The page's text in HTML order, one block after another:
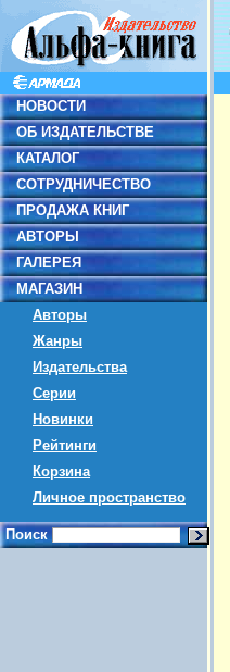
НОВОСТИ
ОБ ИЗДАТЕЛЬСТВЕ
КАТАЛОГ
СОТРУДНИЧЕСТВО
ПРОДАЖА КНИГ
АВТОРЫ
ГАЛЕРЕЯ
МАГАЗИН
Авторы
Жанры
Издательства
Серии
Новинки
Рейтинги
Корзина
Личное пространство
Поиск